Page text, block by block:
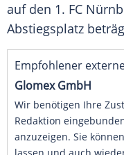
auf den 1. FC
Abstiegsplatz
Empfohlener
Glomex GmbH
Wir benötigen Ihre
Redaktion
anzuzeigen. Sie